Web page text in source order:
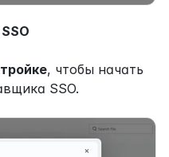
, чтобы начать
SSO.